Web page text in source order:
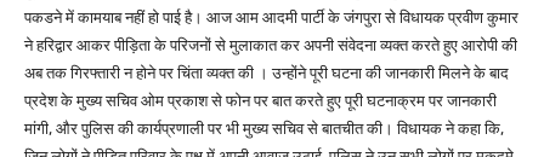
पकडने में कामयाब नहीं हो पाई है। आज आम आदमी पार्टी के जंगपुरा से विधायक प्रवीण कुमार
ने हरिद्वार आकर पीड़िता के परिजनों से मुलाकात कर अपनी संवेदना व्यक्त करते हुए आरोपी की
अब तक गिरफ्तारी न होने पर चिंता व्यक्त की । उन्होंने पूरी घटना की जानकारी मिलने के बाद
प्रदेश के मुख्य सचिव ओम प्रकाश से फोन पर बात करते हुए पूरी घटनाक्रम पर जानकारी
मांगी, और पुलिस की कार्यप्रणाली पर भी मुख्य सचिव से बातचीत की। विधायक ने कहा कि,